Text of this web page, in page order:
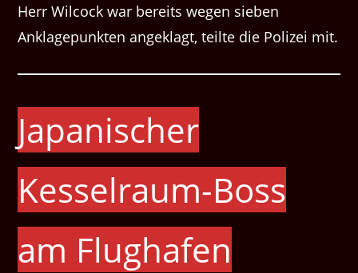
Herr Wilcock war bereits wegen sieben
Anklagepunkten angeklagt, teilte die Polizei mit.
Japanischer
Kesselraum-Boss
am Flughafen